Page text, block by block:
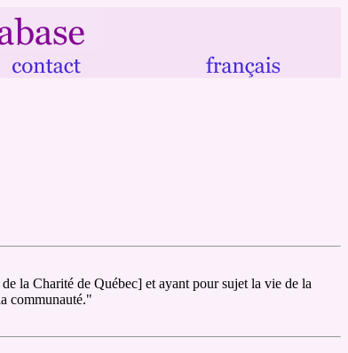
la Charité de Québec] et ayant pour sujet la vie de la
communauté."